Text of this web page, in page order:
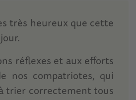
très heureux que cette
réflexes et aux efforts
nos compatriotes, qui
trier correctement tous